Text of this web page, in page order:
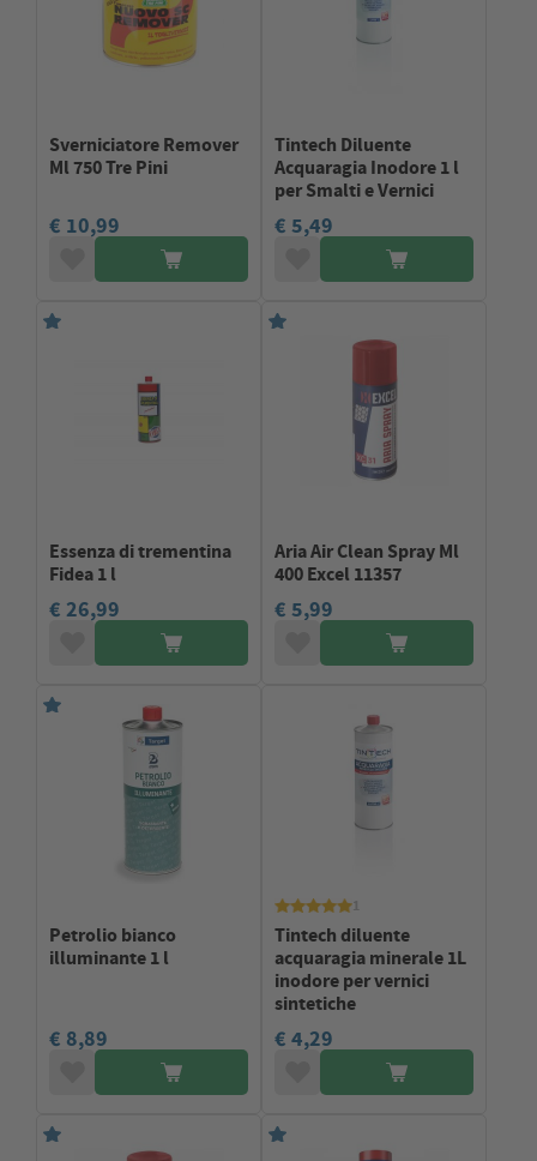
Sverniciatore Remover
Ml 750 Tre Pini
€ 10,99
Tintech Diluente
Acquaragia Inodore 1 l
per Smalti e Vernici
€ 5,49
Essenza di trementina
Fidea 1 l
€ 26,99
Aria Air Clean Spray Ml
400 Excel 11357
€ 5,99
Petrolio bianco
illuminante 1 l
€ 8,89
Tintech diluente
acquaragia minerale 1L
inodore per vernici
sintetiche
€ 4,29